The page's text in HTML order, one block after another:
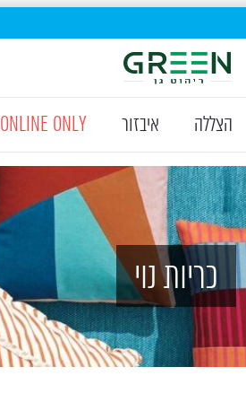
הצללה איבזור ONLINE ONLY
כריות נוי